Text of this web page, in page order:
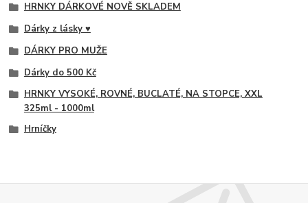
HRNKY DÁRKOVÉ NOVĚ SKLADEM
Dárky z lásky ♥
DÁRKY PRO MUŽE
Dárky do 500 Kč
HRNKY VYSOKÉ, ROVNÉ, BUCLATÉ, NA STOPCE, XXL
325ml - 1000ml
Hrníčky